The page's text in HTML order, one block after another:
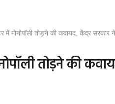
में मोनोपॉली तोड़ने की कवायद, केंद्र सरकार
तोड़ने की